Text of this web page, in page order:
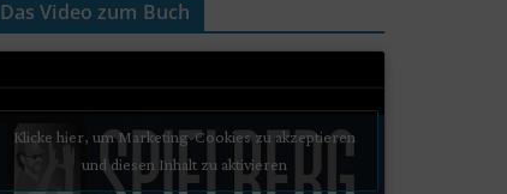
Das Video zum Buch
Klicke hier, um Marketing-Cookies zu akzeptieren
und diesen Inhalt zu aktivieren